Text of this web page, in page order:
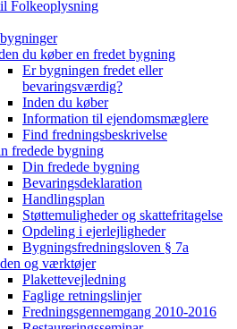
Folkeoplysning
du køber en fredet bygning
Er bygningen fredet eller
bevaringsværdig?
Inden du køber
Information til ejendomsmæglere
Find fredningsbeskrivelse
fredede bygning
Din fredede bygning
Bevaringsdeklaration
Handlingsplan
Støttemuligheder og skattefritagelse
Opdeling i ejerlejligheder
Bygningsfredningsloven § 7a
og værktøjer
Plakettevejledning
Faglige retningslinjer
Fredningsgennemgang 2010-2016